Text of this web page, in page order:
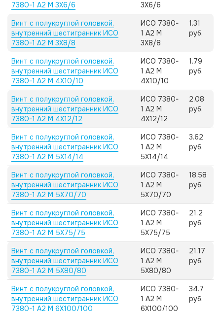
7380-1 А2 M 3X6/6
3X6/6
Винт с полукруглой головкой,
внутренний шестигранник ИСО
7380-1 А2 M 3X8/8
ИСО 7380-
1 А2 M
3X8/8
1.31
руб.
Винт с полукруглой головкой,
внутренний шестигранник ИСО
7380-1 А2 M 4X10/10
ИСО 7380-
1 А2 M
4X10/10
1.79
руб.
Винт с полукруглой головкой,
внутренний шестигранник ИСО
7380-1 А2 M 4X12/12
ИСО 7380-
1 А2 M
4X12/12
2.08
руб.
Винт с полукруглой головкой,
внутренний шестигранник ИСО
7380-1 А2 M 5X14/14
ИСО 7380-
1 А2 M
5X14/14
3.62
руб.
Винт с полукруглой головкой,
внутренний шестигранник ИСО
7380-1 А2 M 5X70/70
ИСО 7380-
1 А2 M
5X70/70
18.58
руб.
Винт с полукруглой головкой,
внутренний шестигранник ИСО
7380-1 А2 M 5X75/75
ИСО 7380-
1 А2 M
5X75/75
21.2
руб.
Винт с полукруглой головкой,
внутренний шестигранник ИСО
7380-1 А2 M 5X80/80
ИСО 7380-
1 А2 M
5X80/80
21.17
руб.
Винт с полукруглой головкой,
внутренний шестигранник ИСО
7380-1 А2 M 6X100/100
ИСО 7380-
1 А2 M
6X100/100
34.7
руб.